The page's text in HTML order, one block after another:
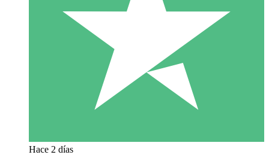
Hace 2 días